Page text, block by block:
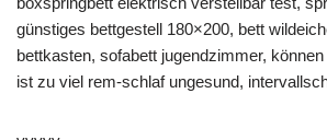
günstiges bettgestell 180×200, bett
bettkasten, sofabett jugendzimmer,
ist zu viel rem-schlaf ungesund,